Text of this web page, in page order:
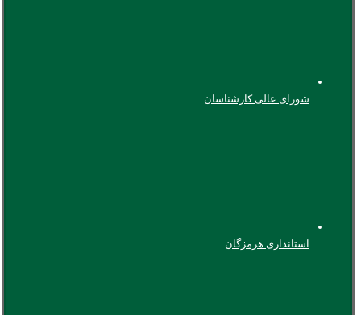
شورای عالی کارشناسان
استانداری هرمزگان